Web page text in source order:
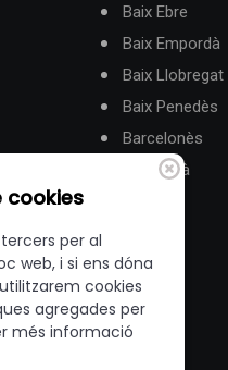
Baix Ebre
Baix Empordà
Baix Llobregat
Baix Penedès
Barcelonès
Berguedà
cookies
per al
web, i si ens dóna
cookies
agregades per
més informació